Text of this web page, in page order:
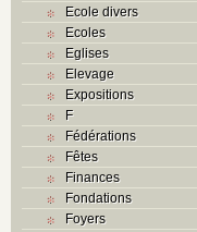
Ecole divers
Ecoles
Eglises
Elevage
Expositions
F
Fédérations
Fêtes
Finances
Fondations
Foyers